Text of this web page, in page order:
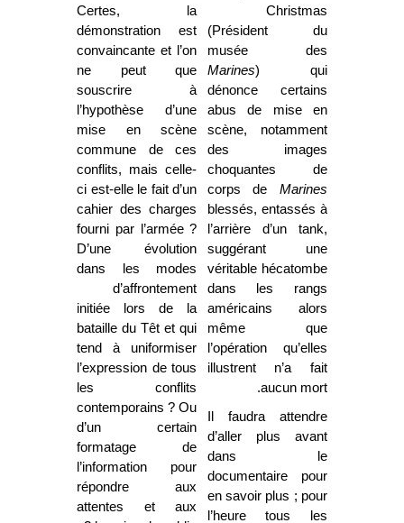
Christmas
(Président du
musée des
Marines) qui
dénonce certains
abus de mise en
scène, notamment
des images
choquantes de
corps de Marines
blessés, entassés à
l’arrière d’un tank,
suggérant une
véritable hécatombe
dans les rangs
américains alors
même que
l’opération qu’elles
illustrent n’a fait
aucun mort.
Il faudra attendre
d’aller plus avant
dans le
documentaire pour
en savoir plus ; pour
l’heure tous les
Certes, la
démonstration est
convaincante et l’on
ne peut que
souscrire à
l’hypothèse d’une
mise en scène
commune de ces
conflits, mais celle-
ci est-elle le fait d’un
cahier des charges
fourni par l’armée ?
D’une évolution
dans les modes
d’affrontement
initiée lors de la
bataille du Têt et qui
tend à uniformiser
l’expression de tous
les conflits
contemporains ? Ou
d’un certain
formatage de
l’information pour
répondre aux
attentes et aux